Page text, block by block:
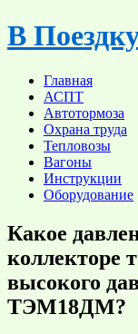
Skip
to
В
Главная
АСПТ
Автотормоза
Охрана труда
Тепловозы
Вагоны
Инструкции
Оборудование
Какое
коллекторе
высокого
ТЭМ18ДМ?